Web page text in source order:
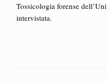
Tossicologia forense
intervistata.